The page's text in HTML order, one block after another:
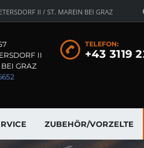
II / ST. MAREIN BEI GRAZ
TELEFON:
+43 3119
II
GRAZ
ZUBEHÖR/VORZELTE